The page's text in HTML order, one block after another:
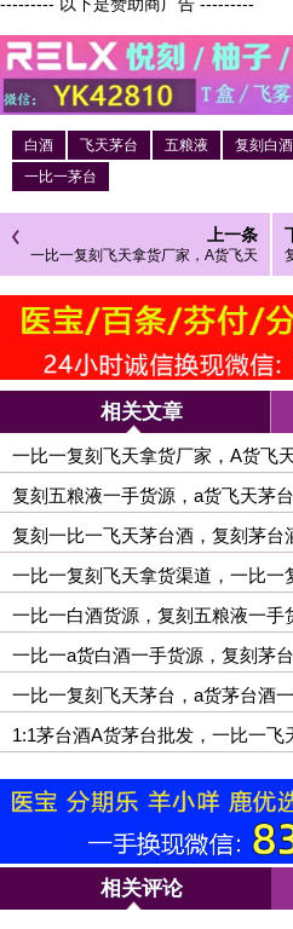
白酒 飞天茅台 五粮液 复刻白酒
一比一茅台
上一条
一比一复刻飞天拿货厂家，A货飞天
相关文章
一比一复刻飞天拿货厂家，A货飞
复刻五粮液一手货源，a货飞天茅
复刻一比一飞天茅台酒，复刻茅台
一比一复刻飞天拿货渠道，一比一
一比一白酒货源，复刻五粮液一手
一比一a货白酒一手货源，复刻茅
一比一复刻飞天茅台，a货茅台酒
1:1茅台酒A货茅台批发，一比一飞
相关评论